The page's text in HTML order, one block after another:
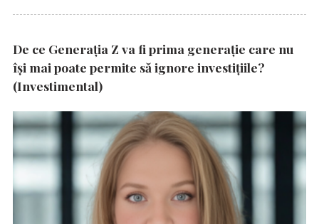
De ce Generația Z va fi prima generație care nu
își mai poate permite să ignore investițiile?
(Investimental)